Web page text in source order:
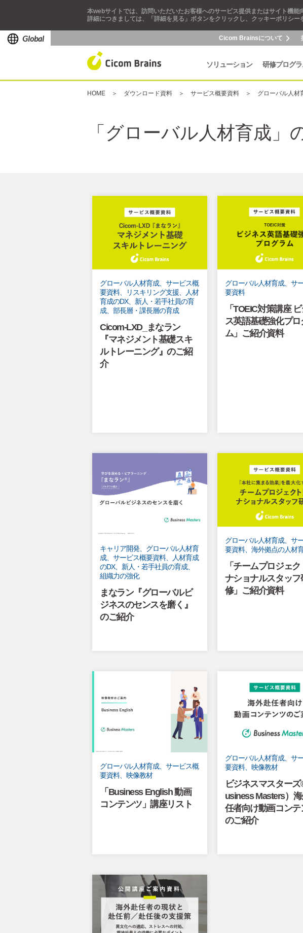
本webサイトでは、訪問いただいたお客様へのサービス提供またはサイト機能
詳細につきましては、「詳細を見る」ボタンをクリックし、クッキーポリシー
Global Cicom Brainsについて
ソリューション 研修プログ
HOME ダウンロード資料 サービス概要資料 グローバル人材
「グローバル人材育成」
グローバル人材育成、サービス概
要資料、リスキリング支援、人材
育成のDX、新人・若手社員の育
成、部長層・課長層の育成
Cicom-LXD_まなラン
『マネジメント基礎スキ
ルトレーニング』のご紹
介
グローバル人材育成、サ
要資料
「TOEIC対策講座
ス英語基礎強化プロ
ム」ご紹介資料
キャリア開発、グローバル人材育
成、サービス概要資料、人材育成
のDX、新人・若手社員の育成、
組織力の強化
まなラン『グローバルビ
ジネスのセンスを磨く』
のご紹介
グローバル人材育成、サ
要資料、海外拠点の人材
「チームプロジェ
ナショナルスタッフ
修」ご紹介資料
グローバル人材育成、サービス概
要資料、映像教材
「Business English 動画
コンテンツ」講座リスト
グローバル人材育成、サ
要資料、映像教材
ビジネスマスター
usiness Masters）
任者向け動画コンテ
のご紹介